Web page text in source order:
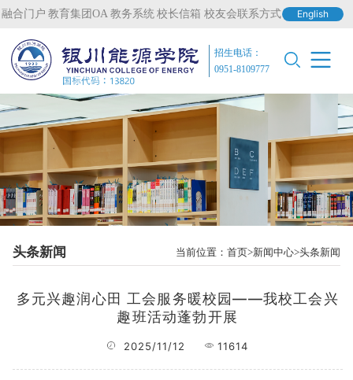
融合门户 教育集团OA 教务系统 校长信箱 校友会联系方式 English
招生电话：
0951-8109777
头条新闻 当前位置：首页 新闻中心 头条新闻
多元兴趣润心田 工会服务暖校园——我校工会兴
趣班活动蓬勃开展
2025/11/12 11614